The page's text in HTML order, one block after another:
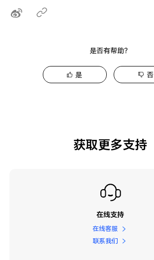
是否有帮助？
是 否
获取更多支持
在线支持
在线客服
联系我们